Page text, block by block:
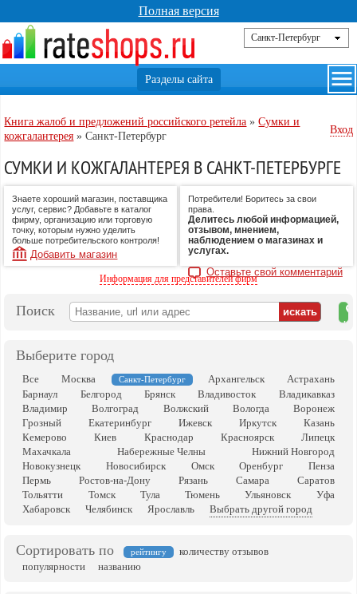
Полная версия
Книга жалоб и предложений российского ретейла »Сумки и
кожгалантерея »Санкт-Петербург
Вход
СУМКИ И КОЖГАЛАНТЕРЕЯ В САНКТ-ПЕТЕРБУРГЕ
Знаете хороший магазин, поставщика
услуг, сервис? Добавьте в каталог
фирму, организацию или торговую
точку, которым нужно уделить
больше потребительского контроля!
Добавить магазин
Потребители! Боритесь за свои
права.
Делитесь любой информацией,
отзывом, мнением,
наблюдением о магазинах и
услугах.
Оставьте свой комментарий
Информация для представителей фирм
Поиск
на
Выберите город
Все Москва Санкт-Петербург Архангельск
Астрахань
Барнаул
Белгород Брянск Владивосток
Владикавказ
Владимир
Волгоград Волжский Вологда
Воронеж
Грозный
Екатеринбург Ижевск Иркутск
Казань
Кемерово
Киев Краснодар Красноярск
Липецк
Махачкала
Набережные Челны
Нижний Новгород
Новокузнецк
Новосибирск Омск Оренбург
Пенза
Пермь
Ростов-на-Дону Рязань Самара
Саратов
Тольятти
Томск Тула Тюмень Ульяновск
Уфа
Хабаровск
Челябинск Ярославль Выбрать другой город
Сортировать по рейтингу
количеству отзывов
популярности
названию